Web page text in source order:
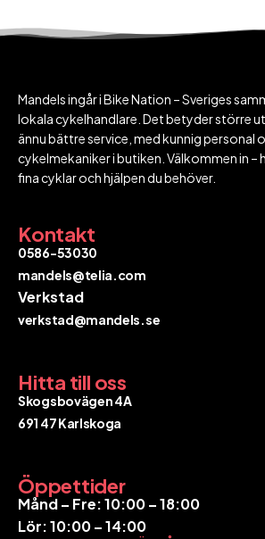
Mandels ingår i Bike Nation – Sveriges
lokala cykelhandlare. Det betyder större
ännu bättre service, med kunnig personal
cykelmekaniker i butiken. Välkommen in –
fina cyklar och hjälpen du behöver.
Kontakt
0586-53030
mandels@telia.com
Verkstad
verkstad@mandels.se​​​​​​​
Hitta till oss
Skogsbovägen 4A
​​​​​​​691 47 Karlskoga
Öppettider
​​​​​​Månd – Fre: 10:00 – 18:00
Lör: 10:00 – 14:00